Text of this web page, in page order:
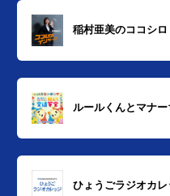
稲村亜美のココシ
ルールくんとマナ
ひょうごラジオカレ